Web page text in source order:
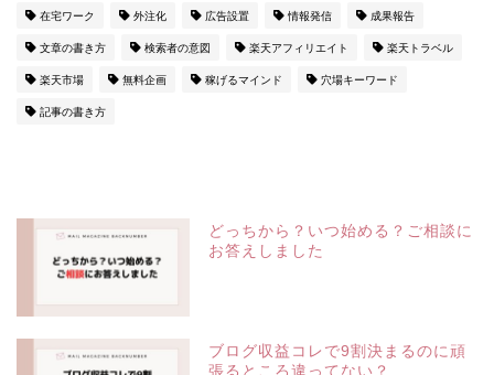
在宅ワーク 外注化 広告設置 情報発信 成果報告
文章の書き方 検索者の意図 楽天アフィリエイト 楽天トラベル
楽天市場 無料企画 稼げるマインド 穴場キーワード
記事の書き方
どっちから？いつ始める？ご相談に
お答えしました
ブログ収益コレで9割決まるのに頑
張るところ違ってない？